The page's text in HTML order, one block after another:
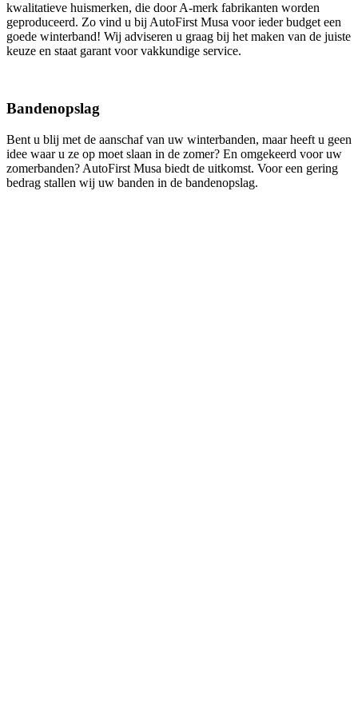
kwalitatieve huismerken, die door A-merk fabrikanten worden
geproduceerd. Zo vind u bij AutoFirst Musa voor ieder budget een
goede winterband! Wij adviseren u graag bij het maken van de juiste
keuze en staat garant voor vakkundige service.
Bandenopslag
Bent u blij met de aanschaf van uw winterbanden, maar heeft u geen
idee waar u ze op moet slaan in de zomer? En omgekeerd voor uw
zomerbanden? AutoFirst Musa biedt de uitkomst. Voor een gering
bedrag stallen wij uw banden in de bandenopslag.